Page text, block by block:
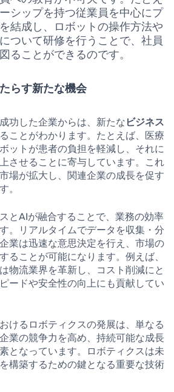
シップを持つ従業員を中心にプ
結成し、ロボットの操作方法や
ついて研修を行うことで、社員
ることができるのです。
らす新たな機会
功した企業からは、新たな ビジネス
ことがわかります。たとえば、医療
ットが患者の負担を軽減し、それに
させることに寄与しています。これ
場が拡大し、関連企業の成長を促す
。
とAIが融合することで、業務の効率
。リアルタイムでデータを収集・分
業は迅速な意思決定を行え、市場の
ることが可能になります。例えば、
物流業界を革新し、コスト削減にと
ードや安全性の向上にも貢献してい
けるロボティクスの発展は、単なる
業の競争力を高め、持続可能な成長
となっています。ロボティクスは未
構築するための鍵となる重要な技術